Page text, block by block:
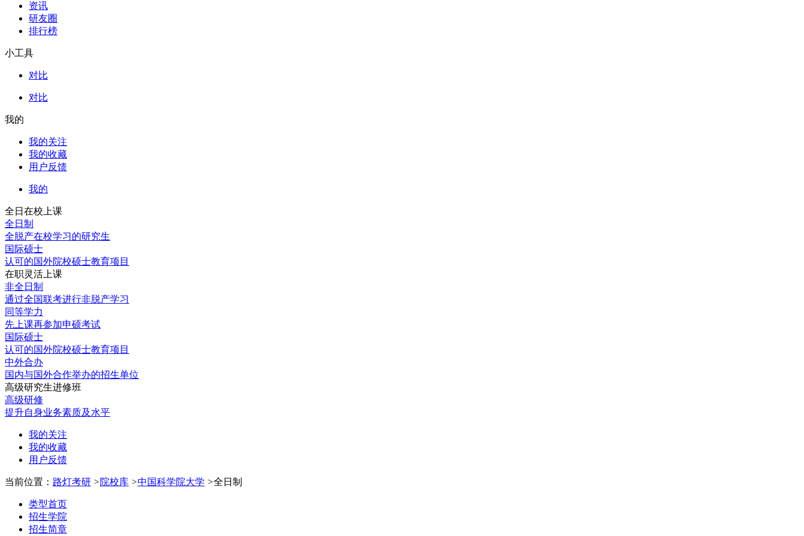
资讯
研友圈
排行榜
小工具
对比
对比
我的
我的关注
我的收藏
用户反馈
我的
全日在校上课
全日制
全脱产在校学习的研究生
国际硕士
认可的国外院校硕士教育项目
在职灵活上课
非全日制
通过全国联考进行非脱产学习
同等学力
先上课再参加申硕考试
国际硕士
认可的国外院校硕士教育项目
中外合办
国内与国外合作举办的招生单位
高级研究生进修班
高级研修
提升自身业务素质及水平
我的关注
我的收藏
用户反馈
当前位置： 路灯考研 >院校库 >中国科学院大学 >全日制
类型首页
招生学院
招生简章